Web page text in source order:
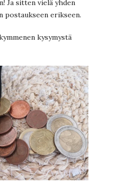
Ja sitten vielä yhden
postaukseen erikseen.
kysymystä